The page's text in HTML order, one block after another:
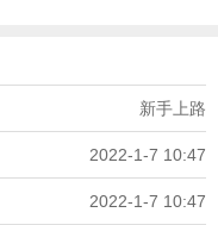
新手上路
2022-1-7 10:47
2022-1-7 10:47